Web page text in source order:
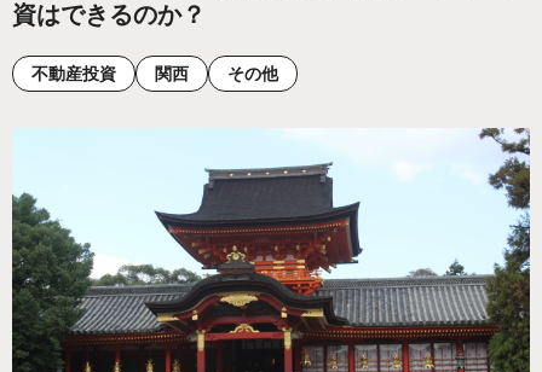
資はできるのか？
不動産投資 関西 その他